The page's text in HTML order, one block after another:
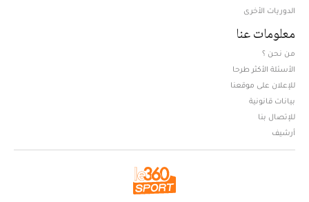
الدوريات الأخرى
معلومات عنا
من نحن ؟
الأسئلة الأكثر طرحا
للإعلان على موقعنا
بيانات قانونية
للإتصال بنا
أرشيف